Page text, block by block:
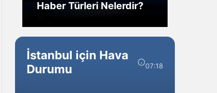
Gelir?
İstanbul için Hava
Durumu
07:18